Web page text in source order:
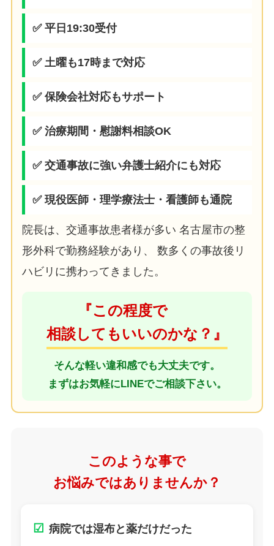
✅ 平日19:30受付
✅ 土曜も17時まで対応
✅ 保険会社対応もサポート
✅ 治療期間・慰謝料相談OK
✅ 交通事故に強い弁護士紹介にも対応
✅ 現役医師・理学療法士・看護師も通院
院長は、交通事故患者様が多い 名古屋市の整
形外科で勤務経験があり、 数多くの事故後リ
ハビリに携わってきました。
『この程度で
相談してもいいのかな？』
そんな軽い違和感でも大丈夫です。
まずはお気軽にLINEでご相談下さい。
このような事で
お悩みではありませんか？
☑ 病院では湿布と薬だけだった